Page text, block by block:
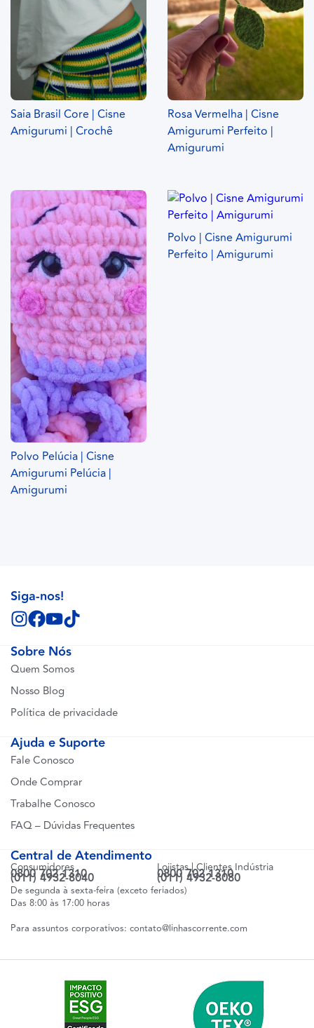
Saia Brasil Core | Cisne
Amigurumi | Crochê
Rosa Vermelha | Cisne
Amigurumi Perfeito |
Amigurumi
Polvo Pelúcia | Cisne
Amigurumi Pelúcia |
Amigurumi
Polvo | Cisne Amigurumi
Perfeito | Amigurumi
Sobre Nós
Quem Somos
Nosso Blog
Política de privacidade
Ajuda e Suporte
Fale Conosco
Onde Comprar
Trabalhe Conosco
FAQ – Dúvidas Frequentes
Central de Atendimento
Consumidores
0800 702 1310
(011) 4932-8040
Lojistas | Clientes Indústria
0800 702 1310
(011) 4932-8080
De segunda à sexta-feira (exceto feriados)
Das 8:00 às 17:00 horas
Para assuntos corporativos: contato@linhascorrente.com
Siga-nos!